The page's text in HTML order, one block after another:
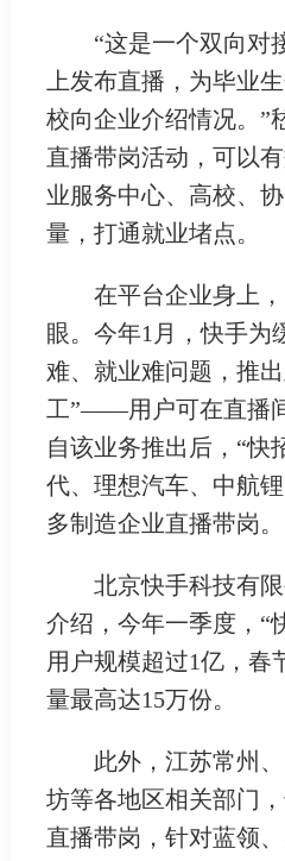
“这是一个双向对
上发布直播，为毕业
校向企业介绍情况。”
直播带岗活动，可以
业服务中心、高校、
量，打通就业堵点。
在平台企业身上，
眼。今年1月，快手为
难、就业难问题，推
工”——用户可在直播
自该业务推出后，“快
代、理想汽车、中航
多制造企业直播带岗。
北京快手科技有限
介绍，今年一季度，“
用户规模超过1亿，春
量最高达15万份。
此外，江苏常州、
坊等各地区相关部门
直播带岗，针对蓝领